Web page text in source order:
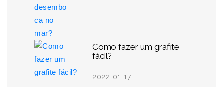
Como fazer um grafite
fácil?
2022-01-17